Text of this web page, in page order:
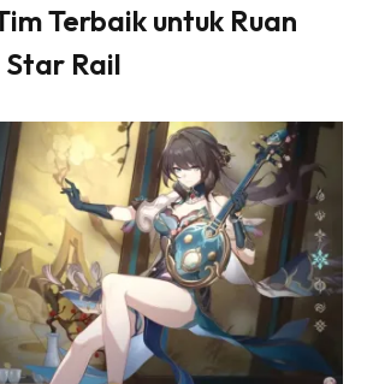
Terbaik untuk Ruan
Rail